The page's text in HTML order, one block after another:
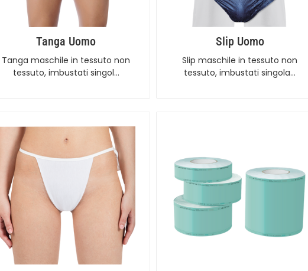
Tanga Uomo
Tanga maschile in tessuto non
tessuto, imbustati singol…
Slip Uomo
Slip maschile in tessuto non
tessuto, imbustati singola…